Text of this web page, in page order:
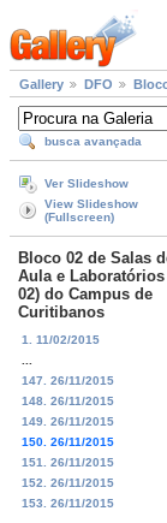
Gallery DFO
busca avançada
Ver Slideshow
View Slideshow
(Fullscreen)
Bloco 02 de Salas
Aula e Laboratórios
02) do Campus de
Curitibanos
1. 11/02/2015
147. 26/11/2015
148. 26/11/2015
149. 26/11/2015
150. 26/11/2015
151. 26/11/2015
152. 26/11/2015
153. 26/11/2015